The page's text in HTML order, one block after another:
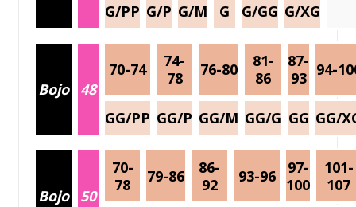
G/PP G/P G/M G G/GG G/XG
Bojo 48
70-74
74-
78
76-80
81-
86
87-
93 94-
GG/PP GG/P GG/M GG/G GG GG/
Bojo 50
70-
78
79-86
86-
92
93-96
97-
100
101-
107